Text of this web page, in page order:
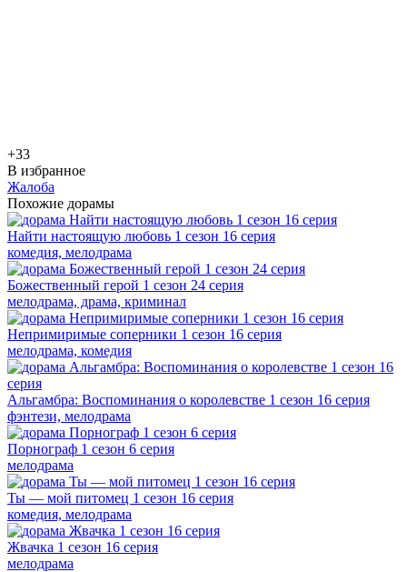
+33
В избранное
Жалоба
Похожие дорамы
Найти настоящую любовь 1 сезон 16 серия
комедия, мелодрама
Божественный герой 1 сезон 24 серия
мелодрама, драма, криминал
Непримиримые соперники 1 сезон 16 серия
мелодрама, комедия
Альгамбра: Воспоминания о королевстве 1 сезон 16 серия
фэнтези, мелодрама
Порнограф 1 сезон 6 серия
мелодрама
Ты — мой питомец 1 сезон 16 серия
комедия, мелодрама
Жвачка 1 сезон 16 серия
мелодрама